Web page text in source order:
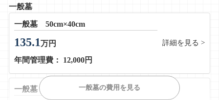
一般墓
一般墓 50cm×40cm
135.1万円
年間管理費： 12,000円
詳細を見る >
一般墓 50cm×50cm一般墓の費用を見る